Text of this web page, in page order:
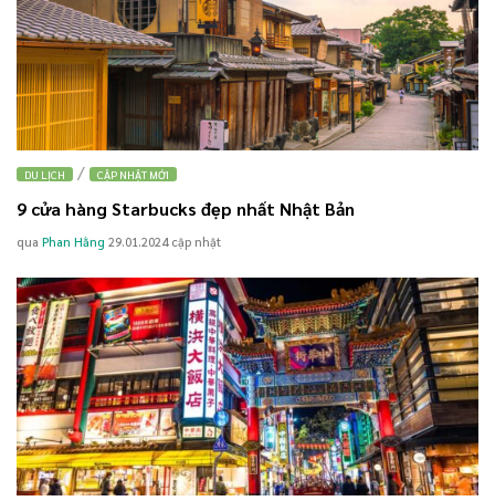
DU LỊCH / CẬP NHẬT MỚI
9 cửa hàng Starbucks đẹp nhất Nhật Bản
qua Phan Hằng 29.01.2024 cập nhật